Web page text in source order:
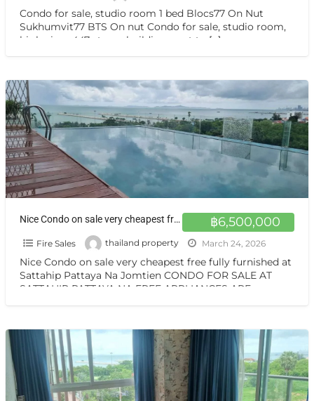
Condo for sale, studio room 1 bed Blocs77 On Nut
Sukhumvit77 BTS On nut Condo for sale, studio room,
high view, 447-storey building, next to […]
฿6,500,000
Nice Condo on sale very cheapest free fully furnished at Sattahip Pattaya Na Jomtien
Fire Sales thailand property March 24, 2026
Nice Condo on sale very cheapest free fully furnished at
Sattahip Pattaya Na Jomtien CONDO FOR SALE AT
SATTAHIP PATTAYA NA FREE APPLIANCES ARE